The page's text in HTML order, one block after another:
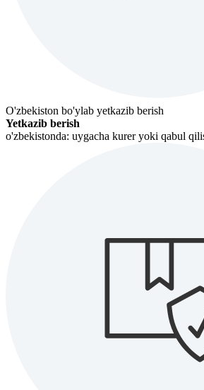
O'zbekiston bo'ylab yetkazib berish
Yetkazib berish
o'zbekistonda: uygacha kurer yoki qabul